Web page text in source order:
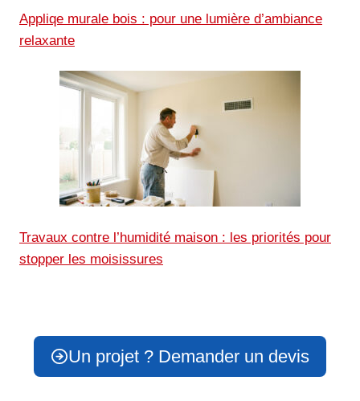
Appliqe murale bois : pour une lumière d’ambiance
relaxante
Travaux contre l’humidité maison : les priorités pour
stopper les moisissures
Un projet ? Demander un devis